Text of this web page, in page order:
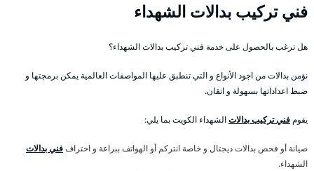
فني تركيب بدالات الشهداء
هل ترغب بالحصول على خدمة فني تركيب بدالات الشهداء؟
نؤمن بدالات من اجود الأنواع و التي تنطبق عليها المواصفات العالمية يمكن برمجتها و
ضبط اعداداتها بسهولة و اتقان.
يقوم فني تركيب بدالاتالشهداء الكويت بما يلي:
صيانة أو فحص بدالات ديجتال و خاصة انتركم أو الهواتف ببراعة و احتراففني بدالات
الشهداء.